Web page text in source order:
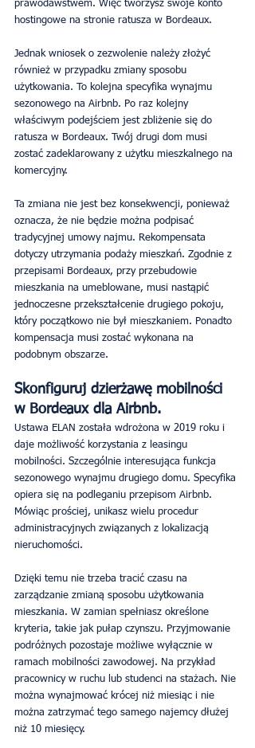
prawodawstwem. Więc tworzysz swoje konto
hostingowe na stronie ratusza w Bordeaux.
Jednak wniosek o zezwolenie należy złożyć
również w przypadku zmiany sposobu
użytkowania. To kolejna specyfika wynajmu
sezonowego na Airbnb. Po raz kolejny
właściwym podejściem jest zbliżenie się do
ratusza w Bordeaux. Twój drugi dom musi
zostać zadeklarowany z użytku mieszkalnego na
komercyjny.
Ta zmiana nie jest bez konsekwencji, ponieważ
oznacza, że ​​nie będzie można podpisać
tradycyjnej umowy najmu. Rekompensata
dotyczy utrzymania podaży mieszkań. Zgodnie z
przepisami Bordeaux, przy przebudowie
mieszkania na umeblowane, musi nastąpić
jednoczesne przekształcenie drugiego pokoju,
który początkowo nie był mieszkaniem. Ponadto
kompensacja musi zostać wykonana na
podobnym obszarze.
Skonfiguruj dzierżawę mobilności
w Bordeaux dla Airbnb.
Ustawa ELAN została wdrożona w 2019 roku i
daje możliwość korzystania z leasingu
mobilności. Szczególnie interesująca funkcja
sezonowego wynajmu drugiego domu. Specyfika
opiera się na podleganiu przepisom Airbnb.
Mówiąc prościej, unikasz wielu procedur
administracyjnych związanych z lokalizacją
nieruchomości.
Dzięki temu nie trzeba tracić czasu na
zarządzanie zmianą sposobu użytkowania
mieszkania. W zamian spełniasz określone
kryteria, takie jak pułap czynszu. Przyjmowanie
podróżnych pozostaje możliwe wyłącznie w
ramach mobilności zawodowej. Na przykład
pracownicy w ruchu lub studenci na stażach. Nie
można wynajmować krócej niż miesiąc i nie
można zatrzymać tego samego najemcy dłużej
niż 10 miesięcy.